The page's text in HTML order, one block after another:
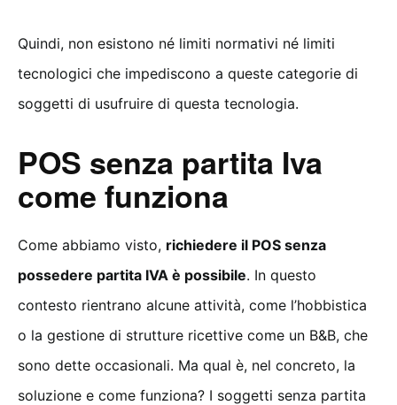
Quindi, non esistono né limiti normativi né limiti
tecnologici che impediscono a queste categorie di
soggetti di usufruire di questa tecnologia.
POS senza partita Iva
come funziona
Come abbiamo visto, richiedere il POS senza
possedere partita IVA è possibile. In questo
contesto rientrano alcune attività, come l’hobbistica
o la gestione di strutture ricettive come un B&B, che
sono dette occasionali. Ma qual è, nel concreto, la
soluzione e come funziona? I soggetti senza partita